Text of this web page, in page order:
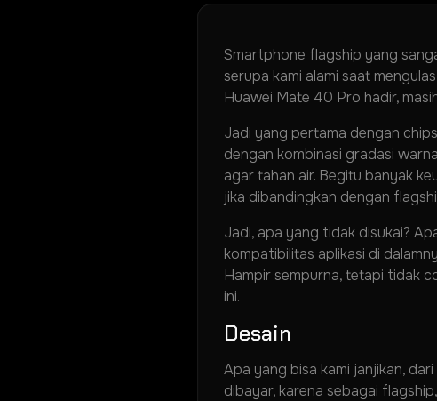
Smartphone flagship yang
serupa kami alami saat
Huawei Mate 40 Pro hadir,
Jadi yang pertama dengan
dengan kombinasi gradasi
agar tahan air. Begitu banyak
jika dibandingkan dengan
Jadi, apa yang tidak disukai?
kompatibilitas aplikasi di
Hampir sempurna, tetapi tidak
ini.
Desain
Apa yang bisa kami janjikan,
dibayar, karena sebagai